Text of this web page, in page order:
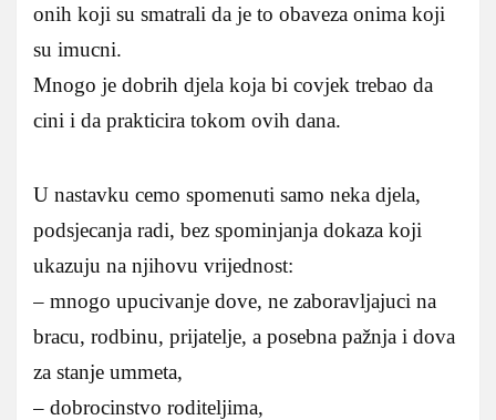
onih koji su smatrali da je to obaveza onima koji
su imucni.
Mnogo je dobrih djela koja bi covjek trebao da
cini i da prakticira tokom ovih dana.
U nastavku cemo spomenuti samo neka djela,
podsjecanja radi, bez spominjanja dokaza koji
ukazuju na njihovu vrijednost:
– mnogo upucivanje dove, ne zaboravljajuci na
bracu, rodbinu, prijatelje, a posebna pažnja i dova
za stanje ummeta,
– dobrocinstvo roditeljima,